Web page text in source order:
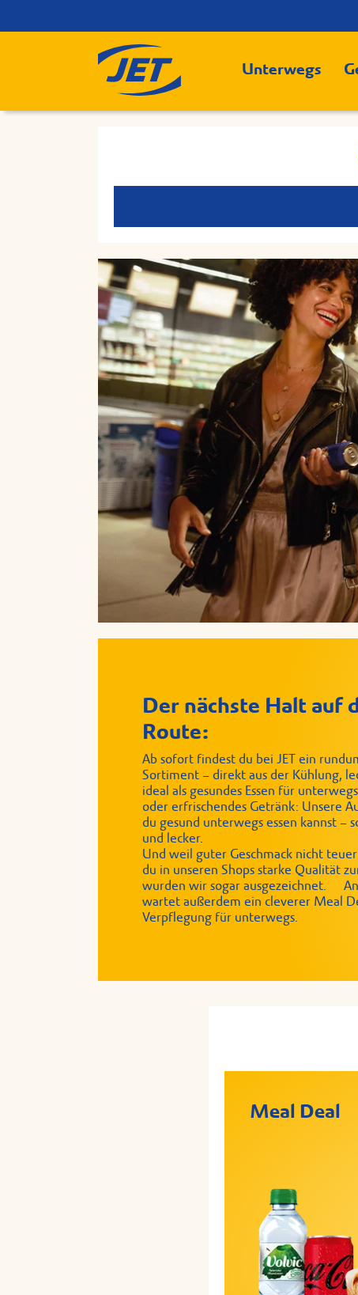
Unterwegs
Der nächste Halt auf
Route:
Ab sofort findest du bei JET ein
Sortiment – direkt aus der Kühlung,
ideal als gesundes Essen für
oder erfrischendes Getränk: Unsere
du gesund unterwegs essen kannst –
und lecker.
Und weil guter Geschmack nicht
du in unseren Shops starke Qualität
wurden wir sogar ausgezeichnet.
wartet außerdem ein cleverer Meal
Verpflegung für unterwegs.
Meal Deal